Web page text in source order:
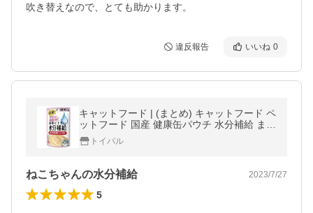
吹き替えなので、とても助かります。
違反報告 いいね 0
キャットフード | (まとめ) キャットフード ペ
ットフード 国産 健康缶パウチ 水分補給 まぐ
ろペースト 40g 48 猫用品 ペット用品
トイパル
ねこちゃんの水分補給 2023/7/27
5